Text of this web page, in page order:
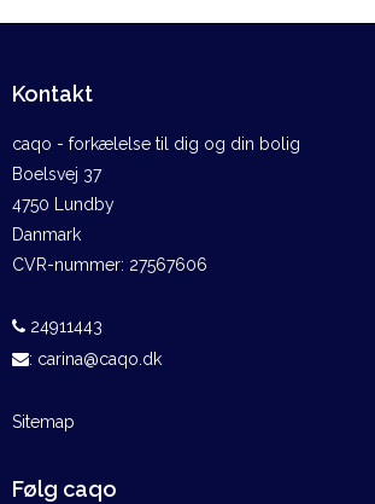
Kontakt
caqo - forkælelse til dig og din bolig
Boelsvej 37
4750 Lundby
Danmark
CVR-nummer: 27567606
24911443
: carina@caqo.dk
Sitemap
Følg caqo